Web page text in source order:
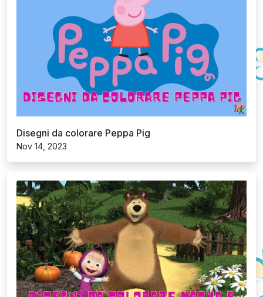
Disegni da colorare Peppa Pig
Nov 14, 2023
Disegni da colorare Masha e Orso
Nov 14, 2023